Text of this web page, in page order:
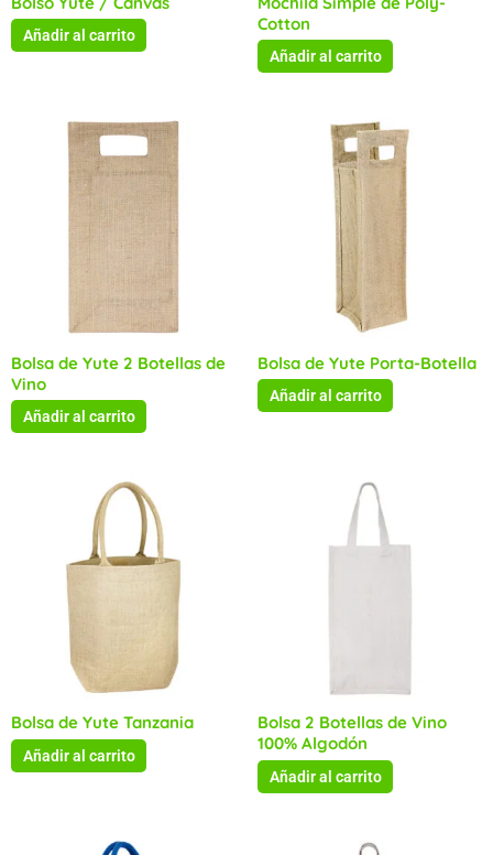
Añadir al carrito
Cotton
Añadir al carrito
Bolsa de Yute 2 Botellas de
Vino
Añadir al carrito
Bolsa de Yute Porta-Botella
Añadir al carrito
Bolsa de Yute Tanzania
Añadir al carrito
Bolsa 2 Botellas de Vino
100% Algodón
Añadir al carrito